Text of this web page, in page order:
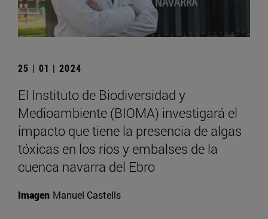
25 | 01 | 2024
El Instituto de Biodiversidad y
Medioambiente (BIOMA) investigará el
impacto que tiene la presencia de algas
tóxicas en los ríos y embalses de la
cuenca navarra del Ebro
Imagen Manuel Castells